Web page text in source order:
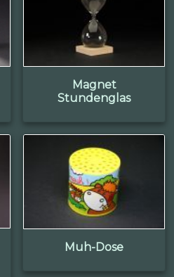
Magnet
Stundenglas
Muh-Dose